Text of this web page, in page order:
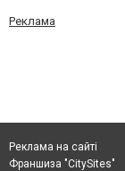
Реклама
Реклама на сайті
Франшиза "CitySites"